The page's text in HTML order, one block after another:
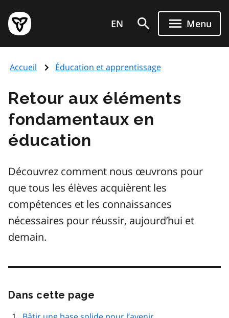
au
contenu
principal
Page
d'accueil
de
EN Menu
Accueil Éducation et apprentissage
Retour aux éléments
fondamentaux en
éducation
Découvrez comment nous œuvrons pour
que tous les élèves acquièrent les
compétences et les connaissances
nécessaires pour réussir, aujourd’hui et
demain.
Dans cette page
navigation